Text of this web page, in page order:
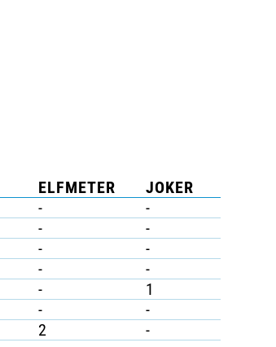
ELFMETER
JOKER
-
-
-
-
-
-
-
-
-
1
-
-
2
-